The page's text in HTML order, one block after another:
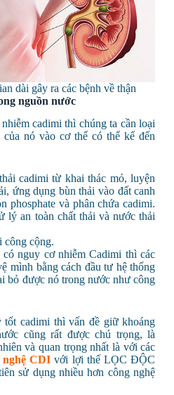
dài gây ra các bệnh về thận
nguồn nước
cadimi thì chúng ta cần loại
nó vào cơ thể có thể kể đến
cadimi từ khai thác mỏ, luyện
ứng dụng bùn thải vào đất canh
phosphate và phân chứa cadimi.
lý an toàn chất thải và nước thải
công cộng.
nguy cơ nhiễm Cadimi thì các
mình bằng cách đầu tư hệ thống
bỏ được nó trong nước như công
cadimi thì vấn đề giữ khoáng
cũng rất được chú trọng, là
và quan trọng nhất là với các
nghệ CDI với lợi thế LỌC ĐỘC
sử dụng nhiều hơn công nghệ